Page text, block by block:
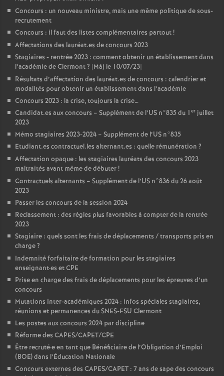
Concours : un nouveau ministre, mais une même politique de sous-
recrutement
Concours : il faut des listes complémentaires partout!
Affectations des lauréat.es de concours 2023
Stagiaires - rentrée 2023 : comment obtenir un établissement dans
l’académie de Clermont? [Màj le 10/07/23]
Résultats d’affectation des lauréat.es de concours : calendrier et
modalités pour obtenir un établissement dans l’académie
Concours 2023 : la crise, toujours la crise…
Candidat.es aux concours – Supplément de l’US n°835 du 1 er juillet
2023
Mémo stagiaires 2023-2024 – Supplément de l’US n°835
Etudiant.es contractuel.les alternant.es : quelle rémunération ?
Affectation opaque : les stagiaires lauréats des concours 2023
maltraités avant même de débuter!
Contractuels alternants – Supplément de l’US n°836 du 26 août
2023
Passer les concours de la session 2024
Reclassement : des règles plus favorables à compter de la rentrée
2023
Stagiaire : quels sont les frais de déplacements / transports pris en
charge?
Indemnité forfaitaire de formation pour les stagiaires
enseignant·es et CPE
Prise en charge des frais de déplacements pour les épreuves d’un
concours
Mutations Inter-académiques 2024 : infos spéciales stagiaires,
réunions et permanences du SNES-FSU Clermont
Les postes aux concours 2024 par discipline
Réforme des CAPES/CAPET/CPE
Être recruté·e en tant que Bénéficiaire de l’Obligation d’Emploi
(BOE) dans l’Éducation Nationale
Concours externes des CAPES/CAPET : 7 ans de sape des concours